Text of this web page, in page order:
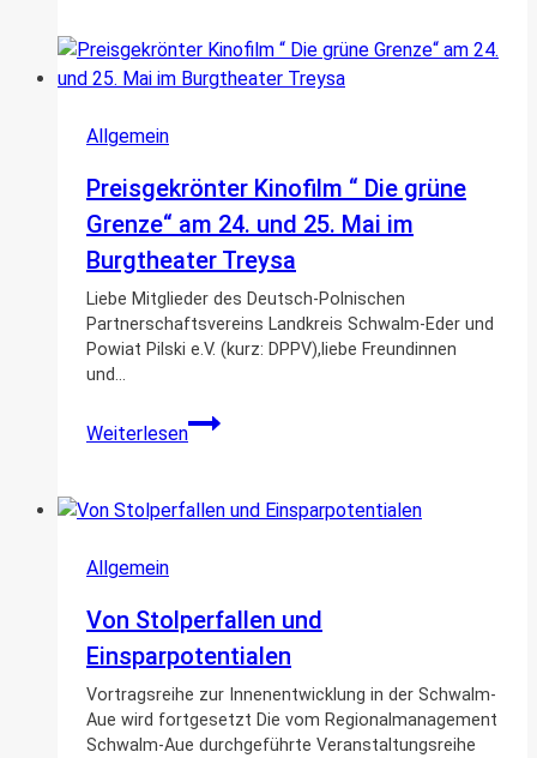
der
Region
Allgemein
Preisgekrönter Kinofilm “ Die grüne
Grenze“ am 24. und 25. Mai im
Burgtheater Treysa
Liebe Mitglieder des Deutsch-Polnischen
Partnerschaftsvereins Landkreis Schwalm-Eder und
Powiat Pilski e.V. (kurz: DPPV),liebe Freundinnen
und…
Weiterlesen
Preisgekrönter
Kinofilm
Die
24.
und
Mai
im
Allgemein
Von Stolperfallen und
Einsparpotentialen
Vortragsreihe zur Innenentwicklung in der Schwalm-
Aue wird fortgesetzt Die vom Regionalmanagement
Schwalm-Aue durchgeführte Veranstaltungsreihe